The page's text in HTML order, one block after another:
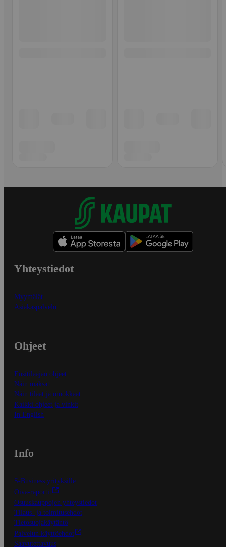
Yhteystiedot
Myymälät
Asiakaspalvelu
Ohjeet
Ensitilaajan ohjeet
Näin maksat
Näin tilaat ja muokkaat
Kaikki ohjeet ja vinkit
In English
Info
S-Business yrityksille
Oiva-raportit
Osuuskauppojen yhteystiedot
Tilaus- ja toimitusehdot
Tietosuojakäytäntö
Palvelun käyttöehdot
Saavutettavuus